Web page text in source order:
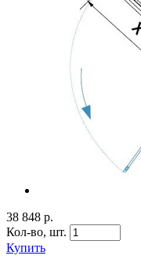
38 848 р.
Кол-во, шт.
Купить